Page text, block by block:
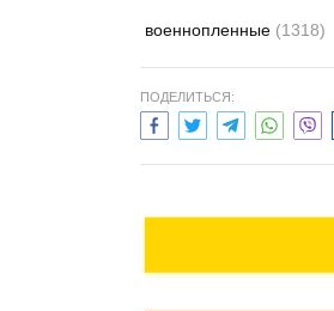
военнопленные (1318)
ПОДЕЛИТЬСЯ: